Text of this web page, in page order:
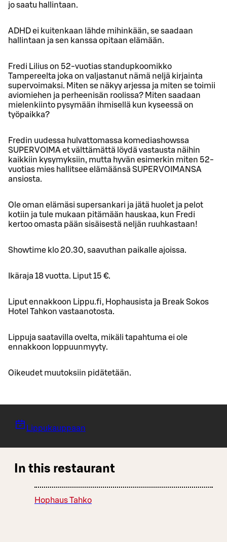
jo saatu hallintaan.
ADHD ei kuitenkaan lähde mihinkään, se saadaan
hallintaan ja sen kanssa opitaan elämään.
Fredi Lilius on 52-vuotias standupkoomikko
Tampereelta joka on valjastanut nämä neljä kirjainta
supervoimaksi. Miten se näkyy arjessa ja miten se toimii
aviomiehen ja perheenisän roolissa? Miten saadaan
mielenkiinto pysymään ihmisellä kun kyseessä on
työpaikka?
Fredin uudessa hulvattomassa komediashowssa
SUPERVOIMA et välttämättä löydä vastausta näihin
kaikkiin kysymyksiin, mutta hyvän esimerkin miten 52-
vuotias mies hallitsee elämäänsä SUPERVOIMANSA
ansiosta.
Ole oman elämäsi supersankari ja jätä huolet ja pelot
kotiin ja tule mukaan pitämään hauskaa, kun Fredi
kertoo omasta pään sisäisestä neljän ruuhkastaan!
Showtime klo 20.30, saavuthan paikalle ajoissa.
Ikäraja 18 vuotta. Liput 15 €.
Liput ennakkoon Lippu.fi, Hophausista ja Break Sokos
Hotel Tahkon vastaanotosta.
Lippuja saatavilla ovelta, mikäli tapahtuma ei ole
ennakkoon loppuunmyyty.
Oikeudet muutoksiin pidätetään.
Lippukauppaan
In this restaurant
Hophaus Tahko